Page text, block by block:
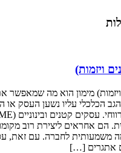
ויזמות)
ויזמות) מימון הוא מה
הכלכלי עליו נשען העסק או
הם אחראים ליצירת רוב
משמעותית לחברה. עם זאת,
אתגרים […]